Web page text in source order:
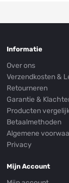
Informatie
Over ons
Verzendkosten &
Retourneren
Garantie &
Producten
Betaalmethoden
Algemene
Privacy
Mijn Account